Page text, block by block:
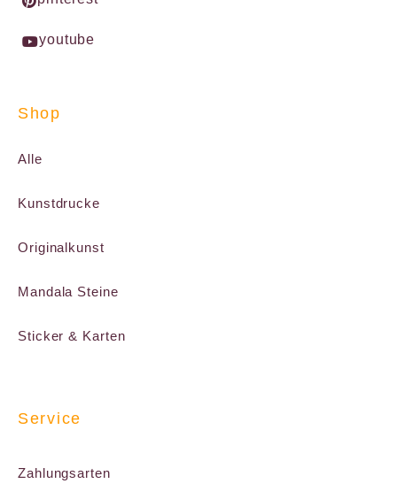
youtube
Shop
Alle
Kunstdrucke
Originalkunst
Mandala Steine
Sticker & Karten
Service
Zahlungsarten